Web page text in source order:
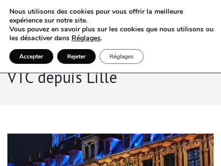
VTC depuis Lille
Nous utilisons des cookies pour vous offrir la meilleure
expérience sur notre site.
Vous pouvez en savoir plus sur les cookies que nous utilisons ou
les désactiver dans Réglages.
Accepter Rejeter Réglages